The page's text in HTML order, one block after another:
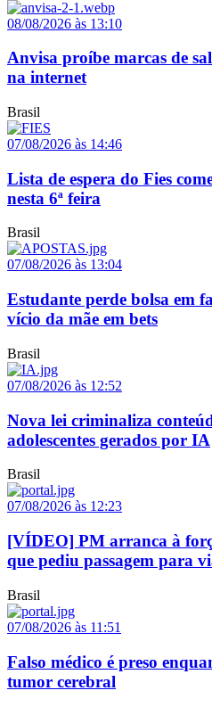
08/08/2026 às 13:10
Anvisa proíbe marcas de
na internet
Brasil
07/08/2026 às 14:46
Lista de espera do Fies
nesta 6ª feira
Brasil
07/08/2026 às 13:04
Estudante perde bolsa em
vício da mãe em bets
Brasil
07/08/2026 às 12:52
Nova lei criminaliza
adolescentes gerados por IA
Brasil
07/08/2026 às 12:23
[VÍDEO] PM arranca à
que pediu passagem para
Brasil
07/08/2026 às 11:51
Falso médico é preso
tumor cerebral